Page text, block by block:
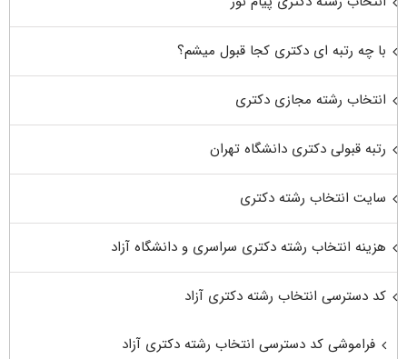
با چه رتبه ای دکتری کجا قبول میشم؟
انتخاب رشته مجازی دکتری
رتبه قبولی دکتری دانشگاه تهران
سایت انتخاب رشته دکتری
هزینه انتخاب رشته دکتری سراسری و دانشگاه آزاد
کد دسترسی انتخاب رشته دکتری آزاد
فراموشی کد دسترسی انتخاب رشته دکتری آزاد